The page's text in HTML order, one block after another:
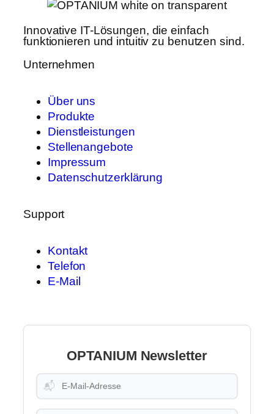
Innovative IT-Lösungen, die einfach
funktionieren und intuitiv zu benutzen sind.
Unternehmen
Über uns
Produkte
Dienstleistungen
Stellenangebote
Impressum
Datenschutzerklärung
Support
Kontakt
Telefon
E-Mail
OPTANIUM Newsletter
📬